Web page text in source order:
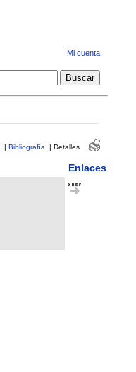
Mi cuenta
| Bibliografía | Detalles
Enlaces